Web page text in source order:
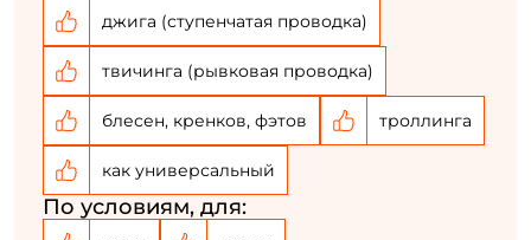
джига (ступенчатая проводка)
твичинга (рывковая проводка)
блесен, кренков, фэтов троллинга
как универсальный
По условиям, для: